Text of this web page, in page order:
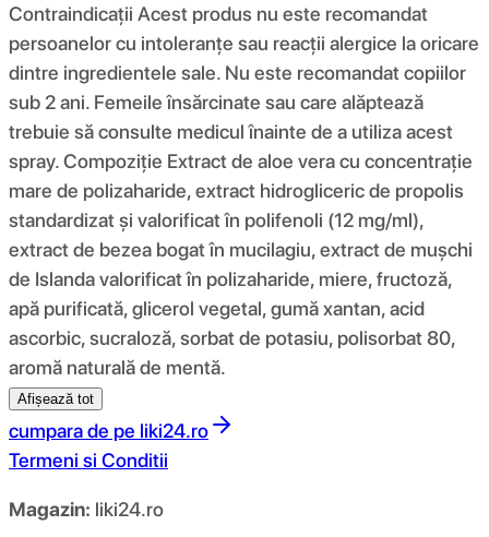
Contraindicații Acest produs nu este recomandat
persoanelor cu intoleranțe sau reacții alergice la oricare
dintre ingredientele sale. Nu este recomandat copiilor
sub 2 ani. Femeile însărcinate sau care alăptează
trebuie să consulte medicul înainte de a utiliza acest
spray. Compoziţie Extract de aloe vera cu concentrație
mare de polizaharide, extract hidrogliceric de propolis
standardizat și valorificat în polifenoli (12 mg/ml),
extract de bezea bogat în mucilagiu, extract de mușchi
de Islanda valorificat în polizaharide, miere, fructoză,
apă purificată, glicerol vegetal, gumă xantan, acid
ascorbic, sucraloză, sorbat de potasiu, polisorbat 80,
aromă naturală de mentă.
Afișează tot
cumpara de pe liki24.ro
Termeni si Conditii
Magazin: liki24.ro